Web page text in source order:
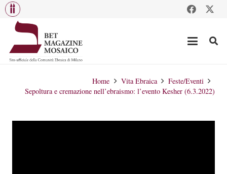
Home Vita Ebraica
Feste/Eventi
Sepoltura e cremazione nell’ebraismo: l’evento Kesher (6.3.2022)